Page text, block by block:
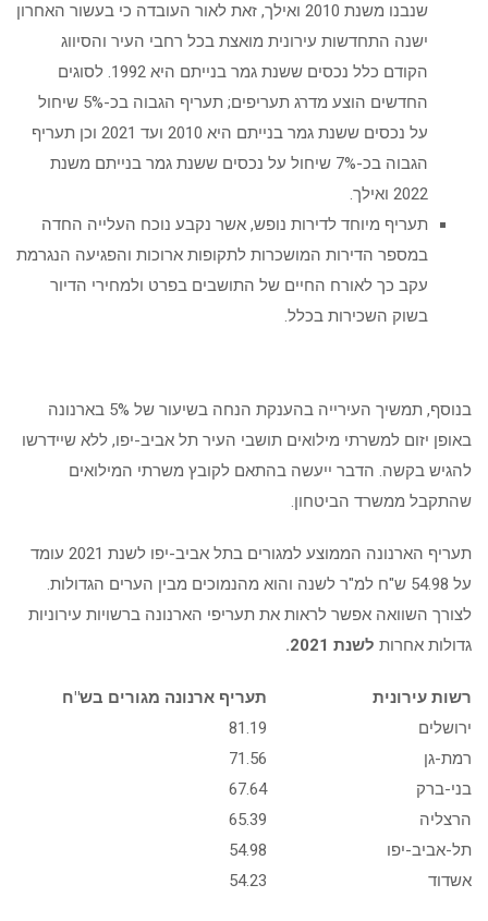
שנבנו משנת 2010 ואילך, זאת לאור העובדה כי בעשור האחרון
ישנה התחדשות עירונית מואצת בכל רחבי העיר והסיווג
הקודם כלל נכסים ששנת גמר בנייתם היא 1992. לסוגים
החדשים הוצע מדרג תעריפים; תעריף הגבוה בכ-5% שיחול
על נכסים ששנת גמר בנייתם היא 2010 ועד 2021 וכן תעריף
הגבוה בכ-7% שיחול על נכסים ששנת גמר בנייתם משנת
2022 ואילך.
תעריף מיוחד לדירות נופש, אשר נקבע נוכח העלייה החדה
במספר הדירות המושכרות לתקופות ארוכות והפגיעה הנגרמת
עקב כך לאורח החיים של התושבים בפרט ולמחירי הדיור
בשוק השכירות בכלל.
בנוסף, תמשיך העירייה בהענקת הנחה בשיעור של 5% בארנונה
באופן יזום למשרתי מילואים תושבי העיר תל אביב-יפו, ללא שיידרשו
להגיש בקשה. הדבר ייעשה בהתאם לקובץ משרתי המילואים
שהתקבל ממשרד הביטחון.
תעריף הארנונה הממוצע למגורים בתל אביב-יפו לשנת 2021 עומד
על 54.98 ש"ח למ"ר לשנה והוא מהנמוכים מבין הערים הגדולות.
לצורך השוואה אפשר לראות את תעריפי הארנונה ברשויות עירוניות
גדולות אחרות לשנת 2021.
רשות עירונית
תעריף ארנונה מגורים בש"ח
ירושלים
81.19
רמת-גן
71.56
בני-ברק
67.64
הרצליה
65.39
תל-אביב-יפו
54.98
אשדוד
54.23